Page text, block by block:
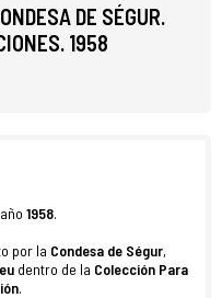
DE SÉGUR.
1958
1958.
por la Condesa de Ségur,
dentro de la Colección Para
.